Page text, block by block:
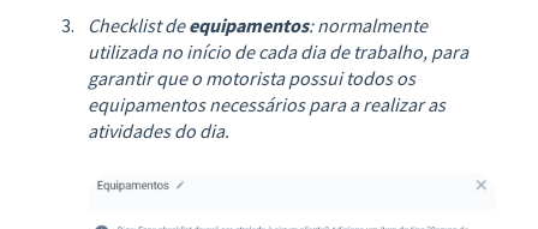
Checklist deequipamentos: normalmente
utilizada no início de cada dia de trabalho, para
garantir que o motorista possui todos os
equipamentos necessários para a realizar as
atividades do dia.